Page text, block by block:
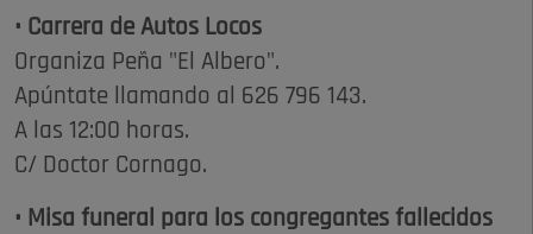
• Carrera de Autos Locos
Organiza Peña "El Albero".
Apúntate llamando al 626 796 143.
A las 12:00 horas.
C/ Doctor Cornago.
• Misa funeral para los congregantes fallecidos